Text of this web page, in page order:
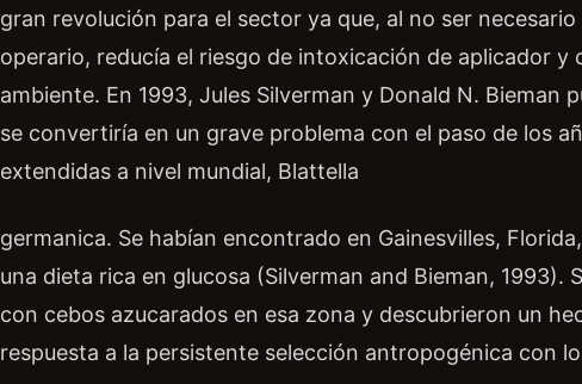
gran revolución para el sector ya que, al no ser
operario, reducía el riesgo de intoxicación de aplicador y
ambiente. En 1993, Jules Silverman y Donald N.
se convertiría en un grave problema con el paso de los
extendidas a nivel mundial, Blattella
germanica. Se habían encontrado en Gainesvilles,
una dieta rica en glucosa (Silverman and Bieman, 1993).
con cebos azucarados en esa zona y descubrieron un
respuesta a la persistente selección antropogénica con